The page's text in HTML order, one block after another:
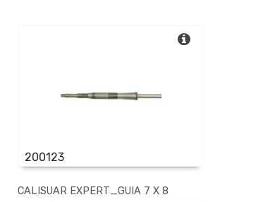
200123
CALISUAR EXPERT_GUIA 7 X 8